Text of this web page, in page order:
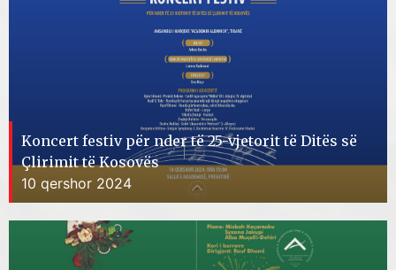
Koncert festiv për nder të 25-vjetorit të Ditës së
Çlirimit të Kosovës
10 qershor 2024